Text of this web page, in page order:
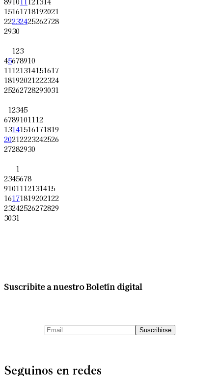
15161718192021
22232425262728
2930
123
45678910
11121314151617
18192021222324
25262728293031
12345
6789101112
13141516171819
20212223242526
27282930
1
2345678
9101112131415
16171819202122
23242526272829
3031
Suscribite a nuestro Boletín digital
Seguinos en redes